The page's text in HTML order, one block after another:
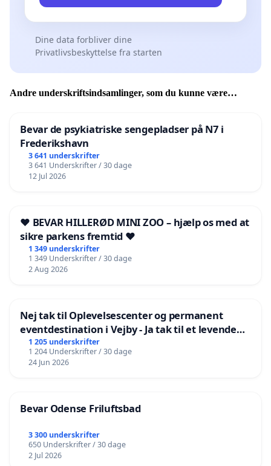
Dine data forbliver dine
Privatlivsbeskyttelse fra starten
Andre underskriftsindsamlinger, som du kunne være
Bevar de psykiatriske sengepladser på N7 i
Frederikshavn
3 641 underskrifter
3 641 Underskrifter / 30 dage
12 Jul 2026
❤️ BEVAR HILLERØD MINI ZOO – hjælp os med at
sikre parkens fremtid ❤️
1 349 underskrifter
1 349 Underskrifter / 30 dage
2 Aug 2026
Nej tak til Oplevelsescenter og permanent
eventdestination i Vejby - Ja tak til et levende
lokalområde i balance
1 205 underskrifter
1 204 Underskrifter / 30 dage
24 Jun 2026
Bevar Odense Friluftsbad
3 300 underskrifter
650 Underskrifter / 30 dage
2 Jul 2026